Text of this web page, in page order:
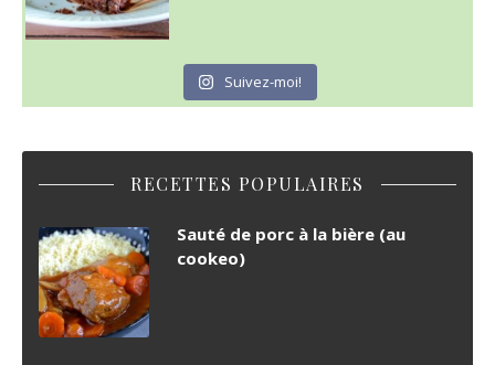
Suivez-moi!
RECETTES POPULAIRES
Sauté de porc à la bière (au
cookeo)